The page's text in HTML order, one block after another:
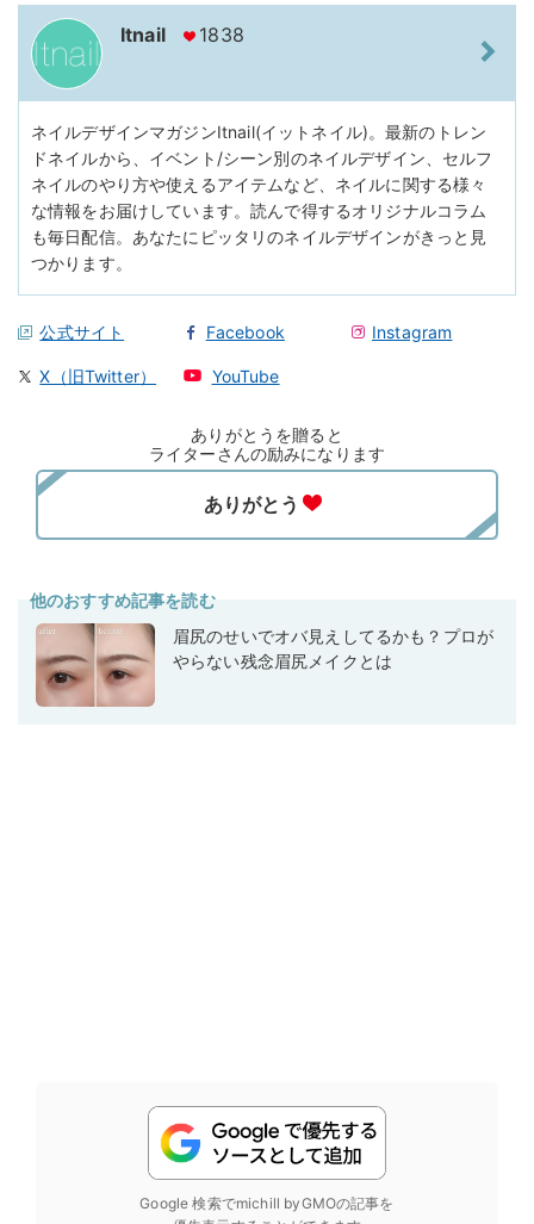
Itnail 1838
ネイルデザインマガジンItnail(イットネイル)。最新のトレン
ドネイルから、イベント/シーン別のネイルデザイン、セルフ
ネイルのやり方や使えるアイテムなど、ネイルに関する様々
な情報をお届けしています。読んで得するオリジナルコラム
も毎日配信。あなたにピッタリのネイルデザインがきっと見
つかります。
公式サイト Facebook Instagram
X（旧Twitter） YouTube
ありがとうを贈ると
ライターさんの励みになります
他のおすすめ記事を読む
眉尻のせいでオバ見えしてるかも？プロが
やらない残念眉尻メイクとは
Google 検索でmichill byGMOの記事を